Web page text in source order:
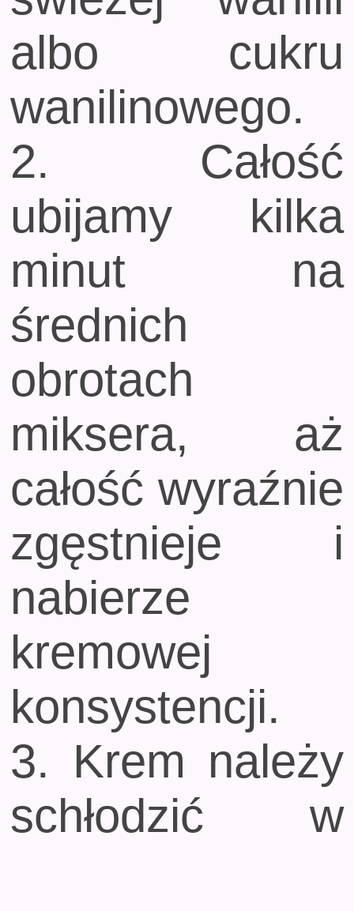
albo cukru
wanilinowego.
2. Całość
ubijamy kilka
minut na
średnich
obrotach
miksera, aż
całość wyraźnie
zgęstnieje i
nabierze
kremowej
konsystencji.
3. Krem należy
schłodzić w